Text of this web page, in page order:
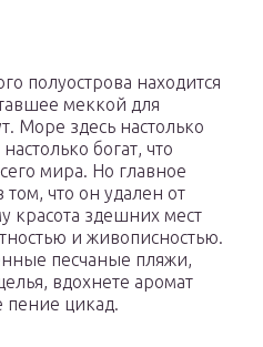
полуострова находится
меккой для
Море здесь настолько
богат, что
мира. Но главное
том, что он удален от
красота здешних мест
и живописностью.
песчаные пляжи,
вдохнете аромат
пение цикад.